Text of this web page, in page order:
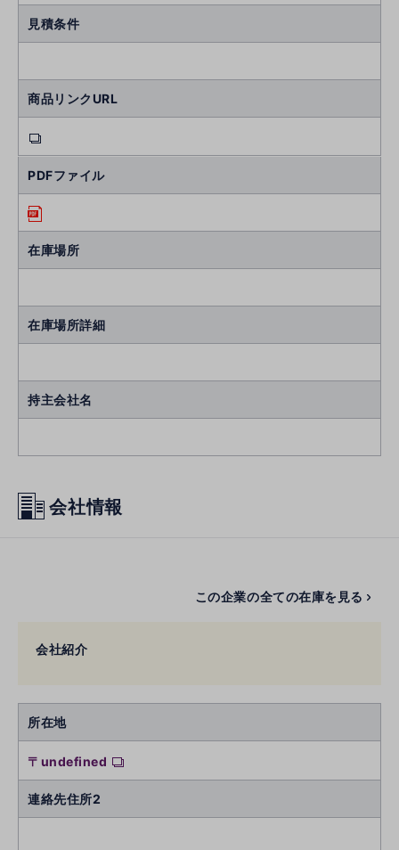
見積条件
商品リンクURL
PDFファイル
在庫場所
在庫場所詳細
持主会社名
会社情報
この企業の全ての在庫を見る
会社紹介
所在地
〒undefined
連絡先住所2